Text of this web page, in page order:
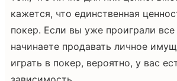
кажется, что единственная
покер. Если вы уже проиграли все
начинаете продавать личное
играть в покер, вероятно, у вас